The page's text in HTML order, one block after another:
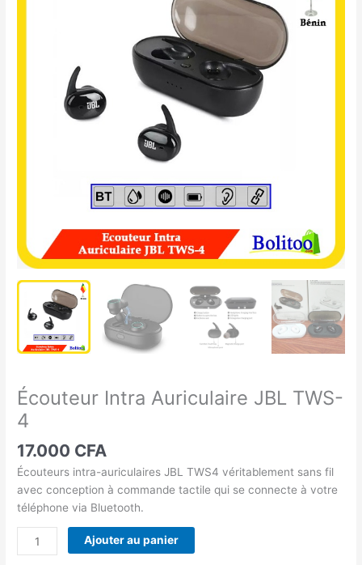
Écouteur Intra Auriculaire JBL TWS-
4
17.000 CFA
Écouteurs intra-auriculaires JBL TWS4 véritablement sans fil
avec conception à commande tactile qui se connecte à votre
téléphone via Bluetooth.
Ajouter au panier